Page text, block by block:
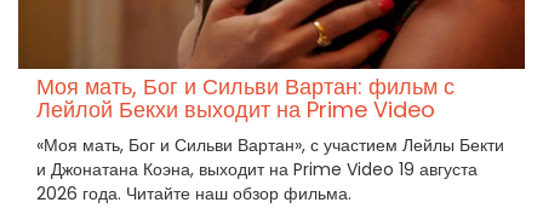
Моя мать, Бог и Сильви Вартан: фильм с
Лейлой Бекхи выходит на Prime Video
«Моя мать, Бог и Сильви Вартан», с участием Лейлы Бекти
и Джонатана Коэна, выходит на Prime Video 19 августа
2026 года. Читайте наш обзор фильма.